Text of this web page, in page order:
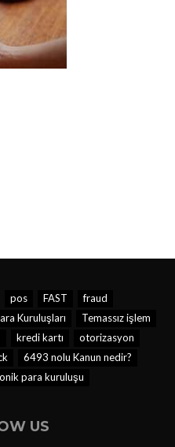
pos FAST
fraud
Kuruluşları
Temassız işlem
kredi kartı
otorizasyon
6493 nolu Kanun nedir?
para kuruluşu
US